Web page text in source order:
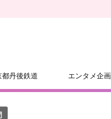
都丹後鉄道 エンタメ企画